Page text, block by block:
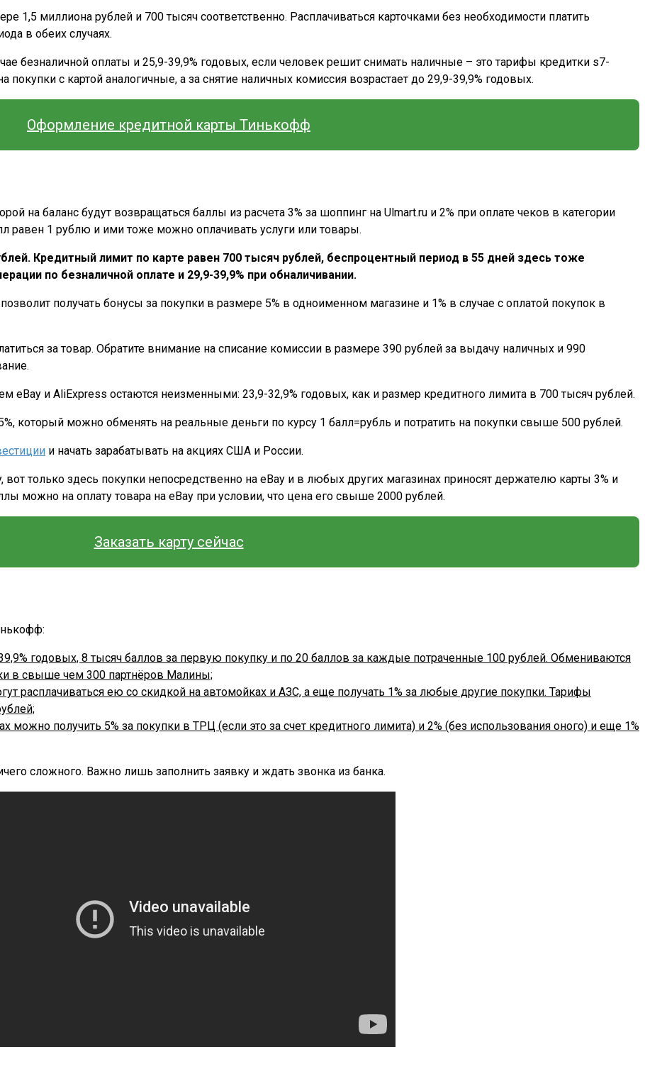
1,5 миллиона рублей и 700 тысяч соответственно. Расплачиваться карточками без необходимости платить
в обеих случаях.
безналичной оплаты и 25,9-39,9% годовых, если человек решит снимать наличные – это тарифы кредитки s7-
с картой аналогичные, а за снятие наличных комиссия возрастает до 29,9-39,9% годовых.
Оформление кредитной карты Тинькофф
на баланс будут возвращаться баллы из расчета 3% за шоппинг на Ulmart.ru и 2% при оплате чеков в категории
равен 1 рублю и ими тоже можно оплачивать услуги или товары.
Кредитный лимит по карте равен 700 тысяч рублей, беспроцентный период в 55 дней здесь тоже
по безналичной оплате и 29,9-39,9% при обналичивании.
получать бонусы за покупки в размере 5% в одноименном магазине и 1% в случае с оплатой покупок в
за товар. Обратите внимание на списание комиссии в размере 390 рублей за выдачу наличных и 990
и AliExpress остаются неизменными: 23,9-32,9% годовых, как и размер кредитного лимита в 700 тысяч рублей.
который можно обменять на реальные деньги по курсу 1 балл=рубль и потратить на покупки свыше 500 рублей.
и начать зарабатывать на акциях США и России.
вот только здесь покупки непосредственно на eBay и в любых других магазинах приносят держателю карты 3% и
можно на оплату товара на eBay при условии, что цена его свыше 2000 рублей.
Заказать карту сейчас
годовых, 8 тысяч баллов за первую покупку и по 20 баллов за каждые потраченные 100 рублей. Обмениваются
в свыше чем 300 партнёров Малины;
расплачиваться ею со скидкой на автомойках и АЗС, а еще получать 1% за любые другие покупки. Тарифы
получить 5% за покупки в ТРЦ (если это за счет кредитного лимита) и 2% (без использования оного) и еще 1%
сложного. Важно лишь заполнить заявку и ждать звонка из банка.